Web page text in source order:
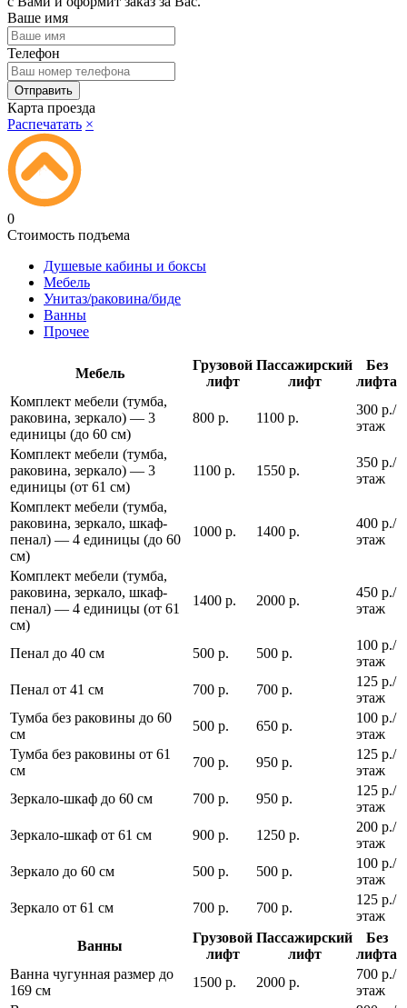
Ваше имя
Телефон
Карта проезда
Распечатать ×
0
Стоимость подъема
Душевые кабины и боксы
Мебель
Унитаз/раковина/биде
Ванны
Прочее
Мебель
Грузовой
лифт
Пассажирский
лифт
Без
лифта
Комплект мебели (тумба,
раковина, зеркало) — 3
единицы (до 60 см)
800 р. 1100 р.
300 р./
этаж
Комплект мебели (тумба,
раковина, зеркало) — 3
единицы (от 61 см)
1100 р. 1550 р.
350 р./
этаж
Комплект мебели (тумба,
раковина, зеркало, шкаф-
пенал) — 4 единицы (до 60
см)
1000 р. 1400 р.
400 р./
этаж
Комплект мебели (тумба,
раковина, зеркало, шкаф-
пенал) — 4 единицы (от 61
см)
1400 р. 2000 р.
450 р./
этаж
Пенал до 40 см 500 р. 500 р.
100 р./
этаж
Пенал от 41 см
700 р. 700 р.
125 р./
этаж
Тумба без раковины до 60
см
500 р. 650 р.
100 р./
этаж
Тумба без раковины от 61
см
700 р. 950 р.
125 р./
этаж
Зеркало-шкаф до 60 см
700 р. 950 р.
125 р./
этаж
Зеркало-шкаф от 61 см
900 р. 1250 р.
200 р./
этаж
Зеркало до 60 см
500 р. 500 р.
100 р./
этаж
Зеркало от 61 см
700 р. 700 р.
125 р./
этаж
Ванны
Грузовой
лифт
Пассажирский
лифт
Без
лифта
Ванна чугунная размер до
169 см
1500 р. 2000 р.
700 р./
этаж